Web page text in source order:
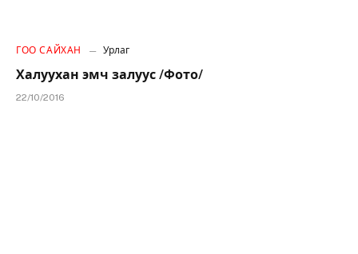
ГОО САЙХАН Урлаг
Халуухан эмч залуус /Фото/
22/10/2016